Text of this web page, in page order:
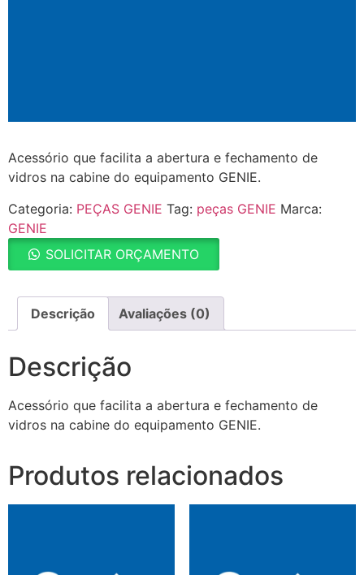
Acessório que facilita a abertura e fechamento de
vidros na cabine do equipamento GENIE.
Categoria: PEÇAS GENIE Tag: peças GENIE Marca:
GENIE
SOLICITAR ORÇAMENTO
Descrição Avaliações (0)
Descrição
Acessório que facilita a abertura e fechamento de
vidros na cabine do equipamento GENIE.
Produtos relacionados